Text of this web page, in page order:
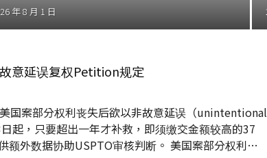
年 8 月 1 日
意延误复权Petition规定
国案部分权利丧失后欲以非故意延误（unintentional
起，只要超出一年才补救，即须缴交金额较高的37
外数据协助USPTO审核判断。 美国案部分权利丧